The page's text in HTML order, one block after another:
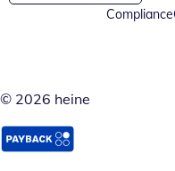
Compliance
© 2026 heine